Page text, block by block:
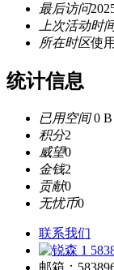
最后访问
上次活动时
所在时区使
统计信息
已用空间0 B
积分2
威望0
金钱2
贡献0
无忧币0
联系我们
邮箱：